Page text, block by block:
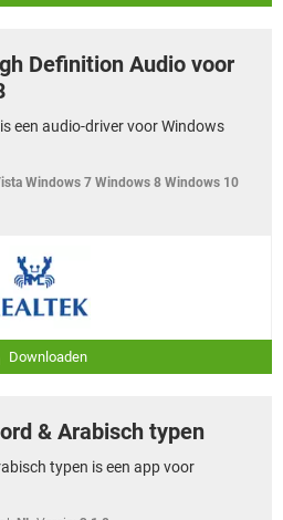
Definition Audio voor
een audio-driver voor Windows
Windows 7 Windows 8 Windows 10
Downloaden
& Arabisch typen
typen is een app voor